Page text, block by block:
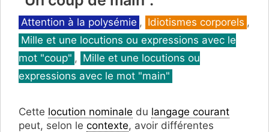
Catégories
Attention à la polysémie , Idiotismes corporels ,
Mille et une locutions ou expressions avec le
mot "coup" , Mille et une locutions ou
expressions avec le mot "main"
Cette locution nominale du langage courant
peut, selon le contexte, avoir différentes